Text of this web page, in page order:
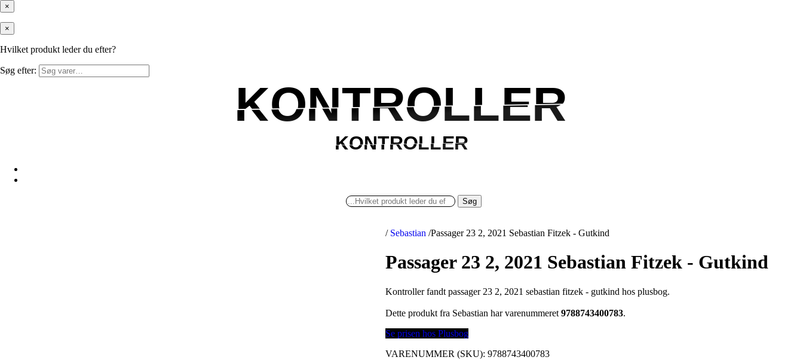
×
×
Hvilket produkt leder du efter?
Søg efter:
KONTROLLER
KONTROLLER
KONTROLLER
KONTROLLER
Søg
/ Sebastian /Passager 23 2, 2021 Sebastian Fitzek - Gutkind
Passager 23 2, 2021 Sebastian Fitzek - Gutkind
Kontroller fandt passager 23 2, 2021 sebastian fitzek - gutkind hos plusbog.
Dette produkt fra Sebastian har varenummeret9788743400783.
Se prisen hos Plusbog
VARENUMMER (SKU):9788743400783